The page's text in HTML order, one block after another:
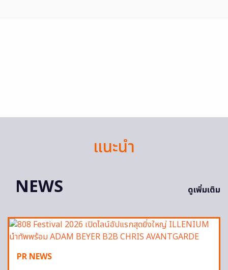
แนะนำ
NEWS
ดูเพิ่มเติม
PR NEWS